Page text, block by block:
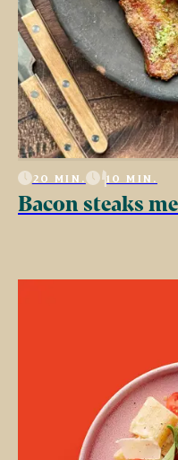
20 MIN. 10 MIN.
Bacon steaks